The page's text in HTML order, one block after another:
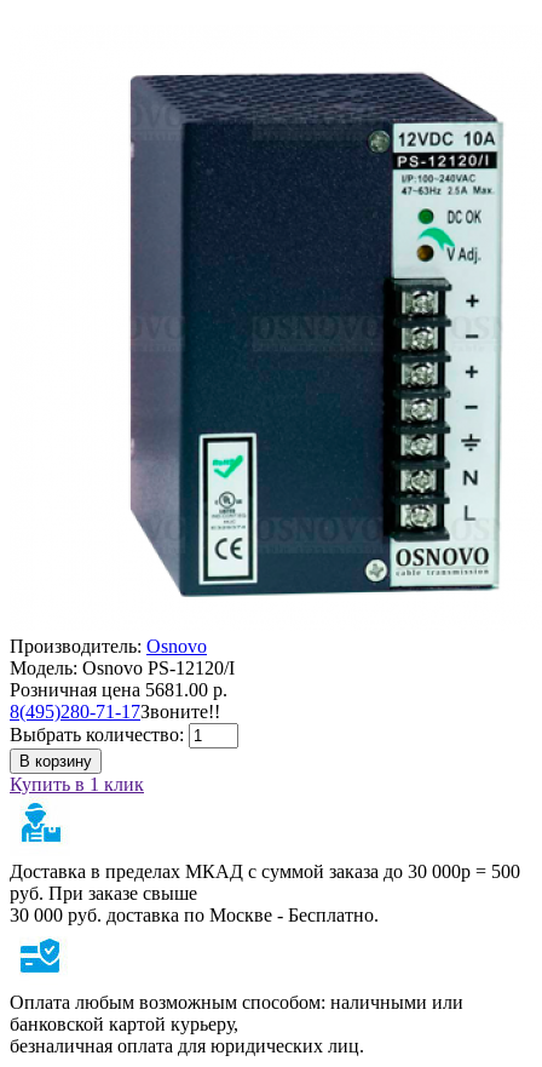
Производитель: Osnovo
Модель: Osnovo PS-12120/I
Розничная цена 5681.00 р.
8(495)280-71-17Звоните!!
Выбрать количество:
В корзину
Купить в 1 клик
Доставка в пределах МКАД с суммой заказа до 30 000р = 500
руб. При заказе свыше
30 000 руб. доставка по Москве - Бесплатно.
Оплата любым возможным способом: наличными или
банковской картой курьеру,
безналичная оплата для юридических лиц.